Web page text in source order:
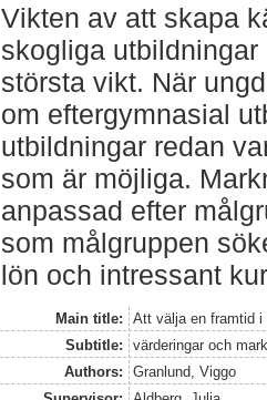
Vikten av att skapa
skogliga
största vikt. När
om eftergymnasial
utbildningar redan
som är möjliga.
anpassad efter
som målgruppen
lön och intressant
Main title:
Att välja en framtid i
Subtitle:
värderingar och
Authors:
Granlund, Viggo